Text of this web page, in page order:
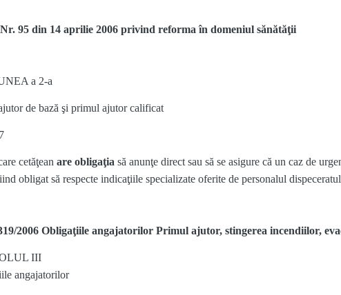
95 din 14 aprilie 2006 privind reforma în domeniul sănătăţii
a 2-a
de bază şi primul ajutor calificat
cetăţean are obligaţia să anunţe direct sau să se asigure că un caz de
obligat să respecte indicaţiile specializate oferite de personalul
2006 Obligaţiile angajatorilor Primul ajutor, stingerea incendiilor,
III
angajatorilor